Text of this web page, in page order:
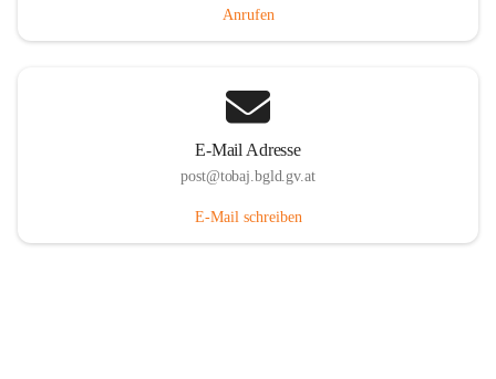
Anrufen
E-Mail Adresse
post@tobaj.bgld.gv.at
E-Mail schreiben